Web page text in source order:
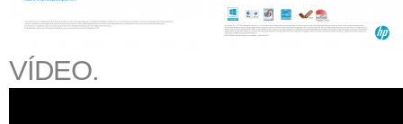
VÍDEO.